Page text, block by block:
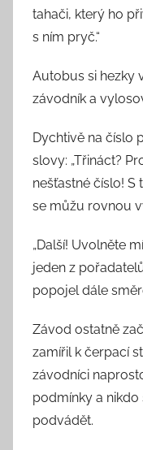
tahači, který ho
s ním pryč.“
Autobus si hezky
závodník a
Dychtivě na číslo
slovy: „Třináct?
nešťastné číslo! S
se můžu rovnou
„Další! Uvolněte
jeden z
popojel dále
Závod ostatně
zamířil k čerpací
závodníci
podmínky a
podvádět.